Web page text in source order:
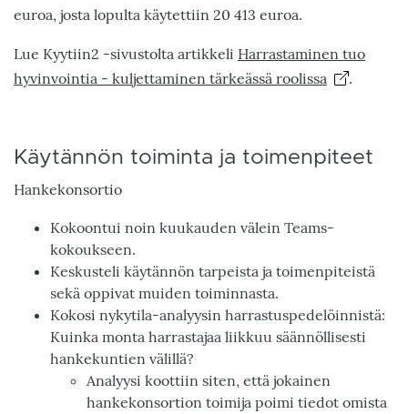
euroa, josta lopulta käytettiin 20 413 euroa.
Lue Kyytiin2 -sivustolta artikkeli Harrastaminen tuo
hyvinvointia - kuljettaminen tärkeässä roolissa
.
Käytännön toiminta ja toimenpiteet
Hankekonsortio
Kokoontui noin kuukauden välein Teams-
kokoukseen.
Keskusteli käytännön tarpeista ja toimenpiteistä
sekä oppivat muiden toiminnasta.
Kokosi nykytila-analyysin harrastuspedelöinnistä:
Kuinka monta harrastajaa liikkuu säännöllisesti
hankekuntien välillä?
Analyysi koottiin siten, että jokainen
hankekonsortion toimija poimi tiedot omista